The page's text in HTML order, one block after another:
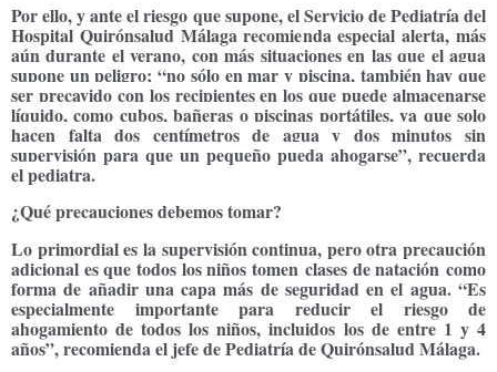
Por ello, y ante el riesgo que supone, el Servicio de Pediatría del
Hospital Quirónsalud Málaga recomienda especial alerta, más
aún durante el verano, con más situaciones en las que el agua
supone un peligro; “no sólo en mar y piscina, también hay que
ser precavido con los recipientes en los que puede almacenarse
líquido, como cubos, bañeras o piscinas portátiles, ya que solo
hacen falta dos centímetros de agua y dos minutos sin
supervisión para que un pequeño pueda ahogarse”, recuerda
el pediatra.
¿Qué precauciones debemos tomar?
Lo primordial es la supervisión continua, perootra precaución
adicional es que todos los niños tomen clases de natación como
forma de añadir una capa más de seguridad en el agua. “Es
especialmente importante para reducir el riesgo de
ahogamiento de todos los niños, incluidos los de entre 1 y 4
años”, recomienda el jefe de Pediatría de Quirónsalud Málaga.